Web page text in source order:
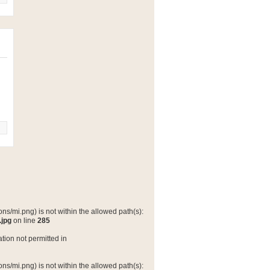
mi.png) is not within the allowed path(s):
on line 285
not permitted in
mi.png) is not within the allowed path(s):